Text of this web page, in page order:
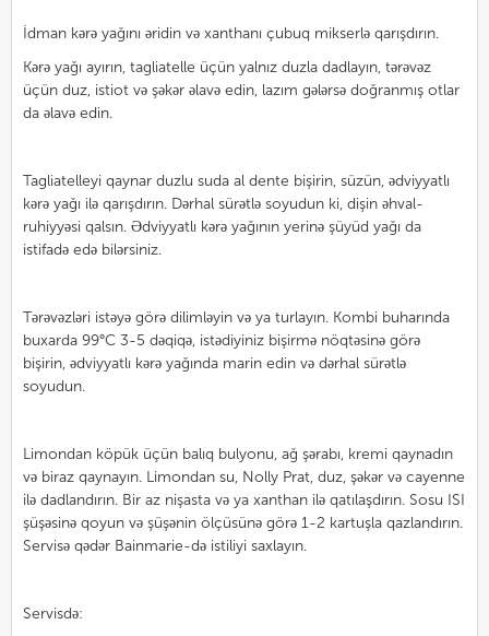
İdman kərə yağını əridin və xanthanı çubuq mikserlə qarışdırın.
Kərə yağı ayırın, tagliatelle üçün yalnız duzla dadlayın, tərəvəz
üçün duz, istiot və şəkər əlavə edin, lazım gələrsə doğranmış otlar
da əlavə edin.
Tagliatelleyi qaynar duzlu suda al dente bişirin, süzün, ədviyyatlı
kərə yağı ilə qarışdırın. Dərhal sürətlə soyudun ki, dişin əhval-
ruhiyyəsi qalsın. Ədviyyatlı kərə yağının yerinə şüyüd yağı da
istifadə edə bilərsiniz.
Tərəvəzləri istəyə görə dilimləyin və ya turlayın. Kombi buharında
buxarda 99°C 3-5 dəqiqə, istədiyiniz bişirmə nöqtəsinə görə
bişirin, ədviyyatlı kərə yağında marin edin və dərhal sürətlə
soyudun.
Limondan köpük üçün balıq bulyonu, ağ şərabı, kremi qaynadın
və biraz qaynayın. Limondan su, Nolly Prat, duz, şəkər və cayenne
ilə dadlandırın. Bir az nişasta və ya xanthan ilə qatılaşdırın. Sosu ISI
şüşəsinə qoyun və şüşənin ölçüsünə görə 1-2 kartuşla qazlandırın.
Servisə qədər Bainmarie-də istiliyi saxlayın.
Servisdə: